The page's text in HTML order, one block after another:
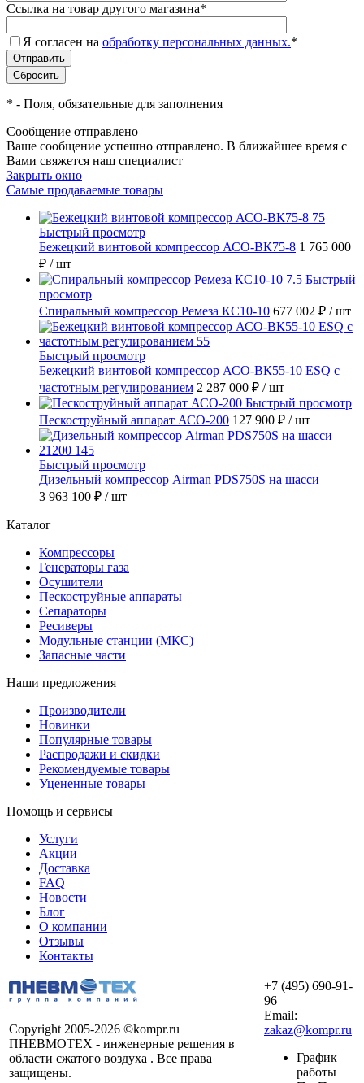
Ссылка на товар другого магазина*
Я согласен на обработку персональных данных.*
* - Поля, обязательные для заполнения
Сообщение отправлено
Ваше сообщение успешно отправлено. В ближайшее время с
Вами свяжется наш специалист
Закрыть окно
Самые продаваемые товары
Быстрый просмотр
Бежецкий винтовой компрессор АСО-ВК75-8 1 765 000
₽ / шт
Быстрый
просмотр
Спиральный компрессор Ремеза КС10-10 677 002 ₽ / шт
Быстрый просмотр
Бежецкий винтовой компрессор АСО-ВК55-10 ESQ с
частотным регулированием 2 287 000 ₽ / шт
Быстрый просмотр
Пескоструйный аппарат АСО-200 127 900 ₽ / шт
Быстрый просмотр
Дизельный компрессор Airman PDS750S на шасси
3 963 100 ₽ / шт
Каталог
Компрессоры
Генераторы газа
Осушители
Пескоструйные аппараты
Сепараторы
Ресиверы
Модульные станции (МКС)
Запасные части
Наши предложения
Производители
Новинки
Популярные товары
Распродажи и скидки
Рекомендуемые товары
Уцененные товары
Помощь и сервисы
Услуги
Акции
Доставка
FAQ
Новости
Блог
О компании
Отзывы
Контакты
Copyright 2005-2026 ©kompr.ru
ПНЕВМОТЕХ - инженерные решения в
области сжатого воздуха . Все права
защищены.
+7 (495) 690-91-
96
Email:
zakaz@kompr.ru
График
работы